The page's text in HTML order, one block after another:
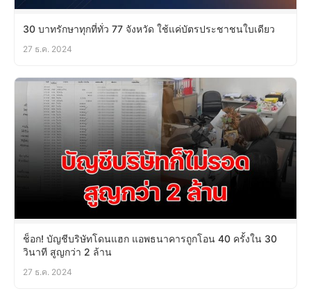
30 บาทรักษาทุกที่ทั่ว 77 จังหวัด ใช้แค่บัตรประชาชนใบเดียว
27 ธ.ค. 2024
ช็อก! บัญชีบริษัทโดนแฮก แอพธนาคารถูกโอน 40 ครั้งใน 30
วินาที สูญกว่า 2 ล้าน
27 ธ.ค. 2024